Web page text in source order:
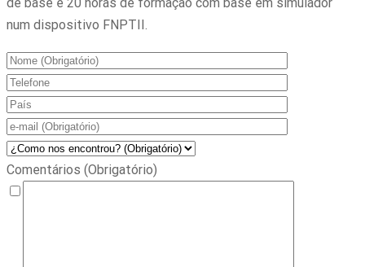
de base e 20 horas de formação com base em simulador
num dispositivo FNPTII.
Comentários (Obrigatório)